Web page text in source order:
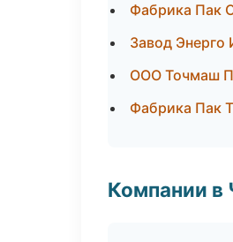
Фабрика Пак
Завод
ООО Точмаш
Фабрика Пак
Компании в